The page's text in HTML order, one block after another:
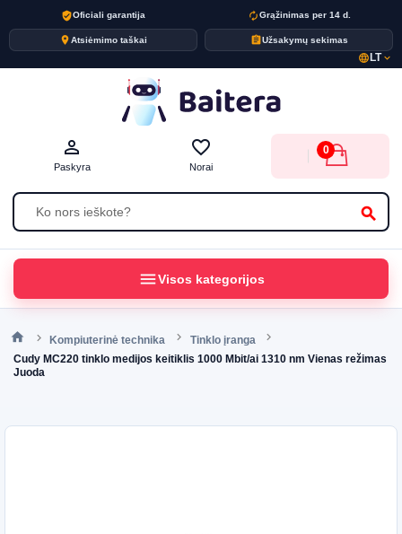
verified_userOficiali garantija autorenewGrąžinimas per 14 d.
placeAtsiėmimo taškai assignmentUžsakymų sekimas
language LTexpand_more
search
person_outline
Paskyra
favorite_border
Norai
0
menuVisos kategorijos
Kompiuterinė technika
Tinklo įranga
Cudy MC220 tinklo medijos keitiklis 1000 Mbit/ai 1310 nm Vienas režimas
Juoda